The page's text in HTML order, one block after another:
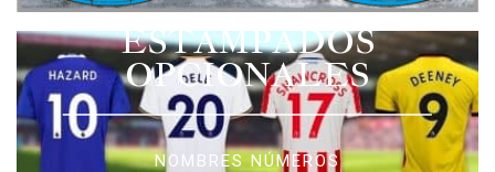
ESTAMPADOS
OPCIONALES
NOMBRES NÚMEROS